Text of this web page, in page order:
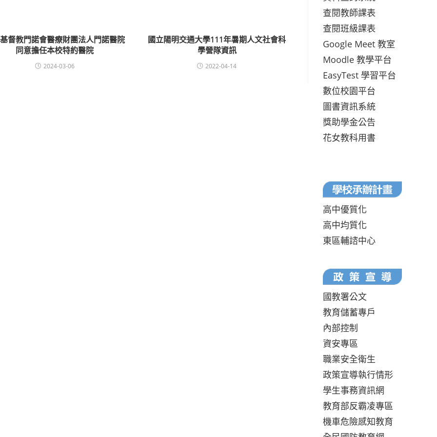
督教門諾會醫療財團法人門諾醫院
同意擔任本校特約醫院
2024-03-06
國立陽明交通大學111年暑期人文社會科
學營隊資訊
2022-04-14
查閱教師課表
查閱班級課表
Google Meet 教室
Moodle 教學平台
EasyTest 學習平台
數位校園平台
圖書資訊系統
獎助學金公告
花女教科用書
高中優質化
高中均質化
東區輔諮中心
國教署公文
教育儲蓄專戶
內部控制
資安專區
職業安全衛生
政策宣導執行情形
學生事務資訊網
教育部反霸凌專區
機車危險感知教育